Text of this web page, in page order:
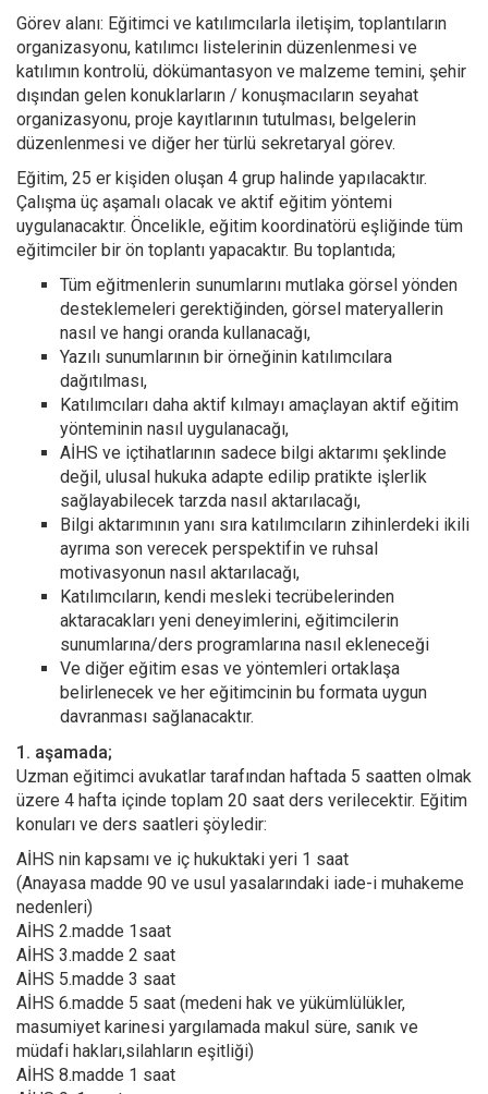
Görev alanı: Eğitimci ve katılımcılarla iletişim, toplantıların
organizasyonu, katılımcı listelerinin düzenlenmesi ve
katılımın kontrolü, dökümantasyon ve malzeme temini, şehir
dışından gelen konuklarların / konuşmacıların seyahat
organizasyonu, proje kayıtlarının tutulması, belgelerin
düzenlenmesi ve diğer her türlü sekretaryal görev.
Eğitim, 25 er kişiden oluşan 4 grup halinde yapılacaktır.
Çalışma üç aşamalı olacak ve aktif eğitim yöntemi
uygulanacaktır. Öncelikle, eğitim koordinatörü eşliğinde tüm
eğitimciler bir ön toplantı yapacaktır. Bu toplantıda;
Tüm eğitmenlerin sunumlarını mutlaka görsel yönden
desteklemeleri gerektiğinden, görsel materyallerin
nasıl ve hangi oranda kullanacağı,
Yazılı sunumlarının bir örneğinin katılımcılara
dağıtılması,
Katılımcıları daha aktif kılmayı amaçlayan aktif eğitim
yönteminin nasıl uygulanacağı,
AİHS ve içtihatlarının sadece bilgi aktarımı şeklinde
değil, ulusal hukuka adapte edilip pratikte işlerlik
sağlayabilecek tarzda nasıl aktarılacağı,
Bilgi aktarımının yanı sıra katılımcıların zihinlerdeki ikili
ayrıma son verecek perspektifin ve ruhsal
motivasyonun nasıl aktarılacağı,
Katılımcıların, kendi mesleki tecrübelerinden
aktaracakları yeni deneyimlerini, eğitimcilerin
sunumlarına/ders programlarına nasıl ekleneceği
Ve diğer eğitim esas ve yöntemleri ortaklaşa
belirlenecek ve her eğitimcinin bu formata uygun
davranması sağlanacaktır.
1. aşamada;
Uzman eğitimci avukatlar tarafından haftada 5 saatten olmak
üzere 4 hafta içinde toplam 20 saat ders verilecektir. Eğitim
konuları ve ders saatleri şöyledir:
AİHS nin kapsamı ve iç hukuktaki yeri 1 saat
(Anayasa madde 90 ve usul yasalarındaki iade-i muhakeme
nedenleri)
AİHS 2.madde 1saat
AİHS 3.madde 2 saat
AİHS 5.madde 3 saat
AİHS 6.madde 5 saat (medeni hak ve yükümlülükler,
masumiyet karinesi yargılamada makul süre, sanık ve
müdafi hakları,silahların eşitliği)
AİHS 8.madde 1 saat